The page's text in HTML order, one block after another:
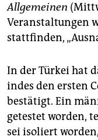
Allgemeinen
Veranstaltungen
stattfinden,
In der Türkei hat
indes den ersten
bestätigt. Ein
getestet worden,
sei isoliert